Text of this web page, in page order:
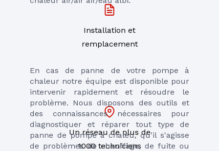
En cas de panne de votre pompe à
chaleur notre équipe est disponible pour
intervenir rapidement et résoudre le
problème. Nous disposons des outils et
des connaissances nécessaires pour
diagnostiquer et réparer tout type de
panne de pompe à chaleu, qu'il s'agisse
de problèmes de chauffage, de fuite ou
Installation et
remplacement
Un réseau de plus de
1000 techniciens